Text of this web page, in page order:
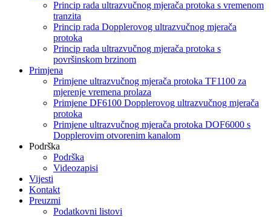
Princip rada ultrazvučnog mjerača protoka s vremenom
tranzita
Princip rada Dopplerovog ultrazvučnog mjerača
protoka
Princip rada ultrazvučnog mjerača protoka s
površinskom brzinom
Primjena
Primjene ultrazvučnog mjerača protoka TF1100 za
mjerenje vremena prolaza
Primjene DF6100 Dopplerovog ultrazvučnog mjerača
protoka
Primjene ultrazvučnog mjerača protoka DOF6000 s
Dopplerovim otvorenim kanalom
Podrška
Podrška
Videozapisi
Vijesti
Kontakt
Preuzmi
Podatkovni listovi